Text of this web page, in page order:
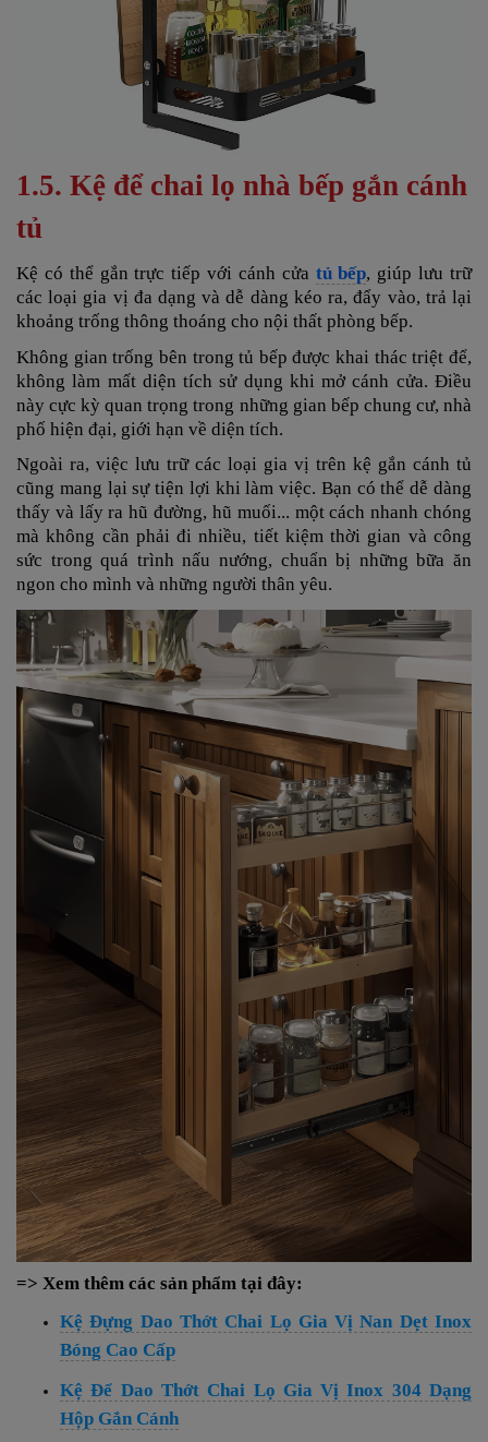
1.5. Kệ để chai lọ nhà bếp gắn cánh
tủ
Kệ có thể gắn trực tiếp với cánh cửa tủ bếp, giúp lưu trữ
các loại gia vị đa dạng và dễ dàng kéo ra, đẩy vào, trả lại
khoảng trống thông thoáng cho nội thất phòng bếp.
Không gian trống bên trong tủ bếp được khai thác triệt để,
không làm mất diện tích sử dụng khi mở cánh cửa. Điều
này cực kỳ quan trọng trong những gian bếp chung cư, nhà
phố hiện đại, giới hạn về diện tích.
Ngoài ra, việc lưu trữ các loại gia vị trên kệ gắn cánh tủ
cũng mang lại sự tiện lợi khi làm việc. Bạn có thể dễ dàng
thấy và lấy ra hũ đường, hũ muối... một cách nhanh chóng
mà không cần phải đi nhiều, tiết kiệm thời gian và công
sức trong quá trình nấu nướng, chuẩn bị những bữa ăn
ngon cho mình và những người thân yêu.
=> Xem thêm các sản phẩm tại đây:
Kệ Đựng Dao Thớt Chai Lọ Gia Vị Nan Dẹt Inox
Bóng Cao Cấp
Kệ Để Dao Thớt Chai Lọ Gia Vị Inox 304 Dạng
Hộp Gắn Cánh